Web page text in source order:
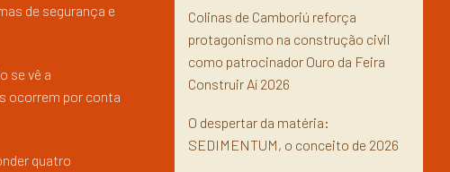
de segurança e
se vê a
ocorrem por conta
quatro
Colinas de Camboriú reforça
protagonismo na construção civil
como patrocinador Ouro da Feira
Construir Aí 2026
O despertar da matéria:
SEDIMENTUM, o conceito de 2026